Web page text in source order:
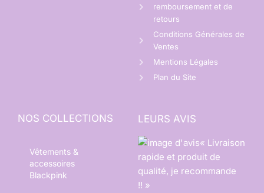
remboursement et de
retours
Conditions Générales de
Ventes
Mentions Légales
Plan du Site
NOS COLLECTIONS
Vêtements &
accessoires
Blackpink
LEURS AVIS
« Livraison
rapide et produit de
qualité, je recommande
!! »